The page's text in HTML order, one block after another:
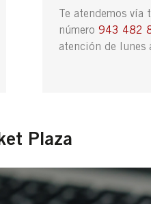
Te atendemos vía
número 943 482
atención de lunes
Plaza